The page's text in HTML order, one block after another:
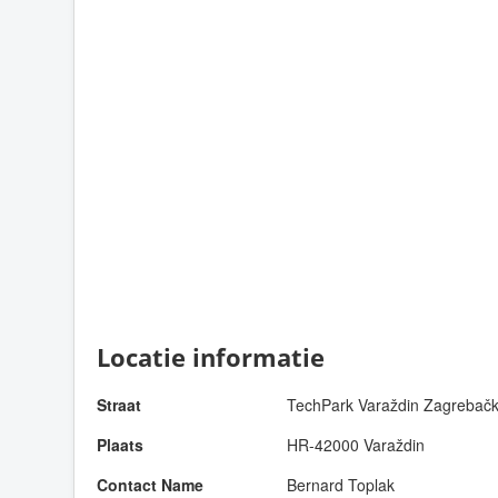
Locatie informatie
Straat
TechPark Varaždin
Plaats
HR-42000 Varaždin
Contact Name
Bernard Toplak